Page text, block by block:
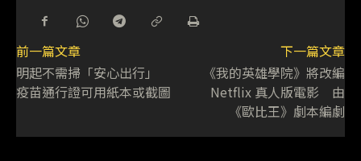
前一篇文章
明起不需掃「安心出行」
疫苗通行證可用紙本或截圖
下一篇文章
《我的英雄學院》將改編
Netflix 真人版電影 由
《歐比王》劇本編劇